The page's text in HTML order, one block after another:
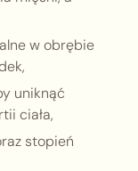
w obrębie
uniknąć
ciała,
stopień